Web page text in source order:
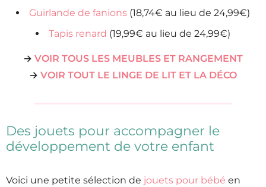
Guirlande de fanions (18,74€ au lieu de 24,99€)
Tapis renard (19,99€ au lieu de 24,99€)
→ VOIR TOUS LES MEUBLES ET RANGEMENT
→ VOIR TOUT LE LINGE DE LIT ET LA DÉCO
Des jouets pour accompagner le
développement de votre enfant
Voici une petite sélection de jouets pour bébé en